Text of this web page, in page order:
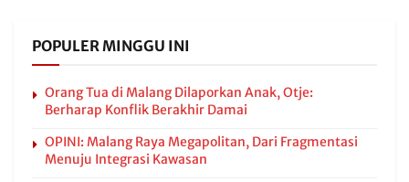
POPULER MINGGU INI
Orang Tua di Malang Dilaporkan Anak, Otje:
Berharap Konflik Berakhir Damai
OPINI: Malang Raya Megapolitan, Dari Fragmentasi
Menuju Integrasi Kawasan